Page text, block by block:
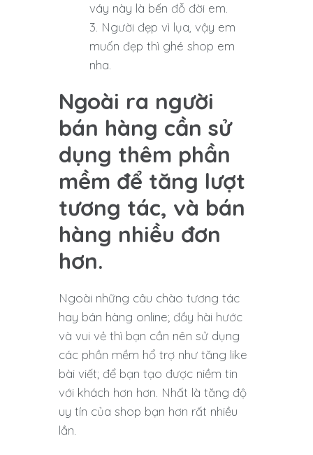
váy này là bến đỗ đời em.
Người đẹp vì lụa, vậy em
muốn đẹp thì ghé shop em
nha.
Ngoài ra người
bán hàng cần sử
dụng thêm phần
mềm để tăng lượt
tương tác, và bán
hàng nhiều đơn
hơn.
Ngoài những câu chào tương tác
hay bán hàng online; đầy hài hước
và vui vẻ thì bạn cần nên sử dụng
các phần mềm hổ trợ như tăng like
bài viết; để bạn tạo được niềm tin
với khách hơn hơn. Nhất là tăng độ
uy tín của shop bạn hơn rất nhiều
lần.